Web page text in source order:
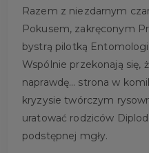
Razem z niezdarnym
Pokusem, zakręconym
bystrą pilotką
Wspólnie przekonają się,
naprawdę… strona w
kryzysie twórczym
uratować rodziców
podstępnej mgły.